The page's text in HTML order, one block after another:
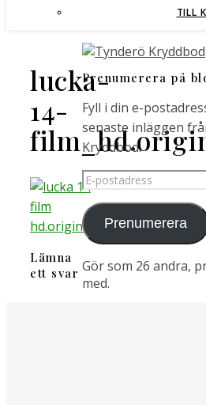
TILL
lucka-
14-
Lämna
ett svar
Prenumerera på
Fyll i din e-
senaste inläggen
Kryddbod.
E-
postadress
Prenumerera
Gör som 26 andra,
med.